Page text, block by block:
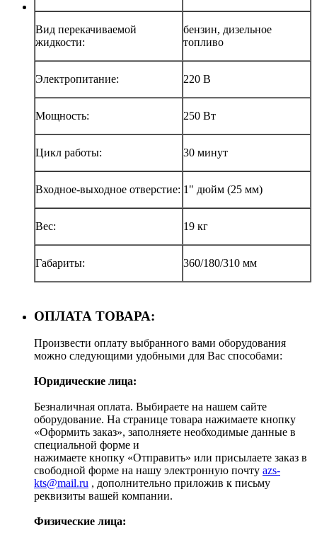
Вид перекачиваемой
жидкости:
бензин, дизельное
топливо
Электропитание: 220 В
Мощность: 250 Вт
Цикл работы: 30 минут
Входное-выходное отверстие: 1" дюйм (25 мм)
Вес: 19 кг
Габариты: 360/180/310 мм
ОПЛАТА ТОВАРА:
Произвести оплату выбранного вами оборудования
можно следующими удобными для Вас способами:
Юридические лица:
Безналичная оплата. Выбираете на нашем сайте
оборудование. На странице товара нажимаете кнопку
«Оформить заказ», заполняете необходимые данные в
специальной форме и
нажимаете кнопку «Отправить» или присылаете заказ в
свободной форме на нашу электронную почту azs-
kts@mail.ru , дополнительно приложив к письму
реквизиты вашей компании.
Физические лица: